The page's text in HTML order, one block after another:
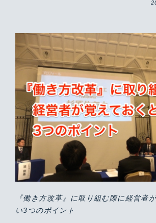
『働き方改革』に取り組む際に経営者
い3つのポイント